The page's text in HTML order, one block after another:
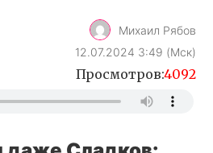
Михаил Рябов
12.07.2024 3:49 (Мск)
Просмотров:4092